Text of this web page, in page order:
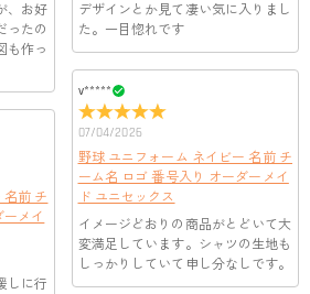
、お好
ったの
も作っ
前 チ
メイ
しに行
デザインとか見て凄い気に入りまし
た。一目惚れです
v*****
07/04/2026
野球 ユニフォーム ネイビー 名前 チ
ーム名 ロゴ 番号入り オーダーメイ
ド ユニセックス
イメージどおりの商品がとどいて大
変満足しています。シャツの生地も
しっかりしていて申し分なしです。